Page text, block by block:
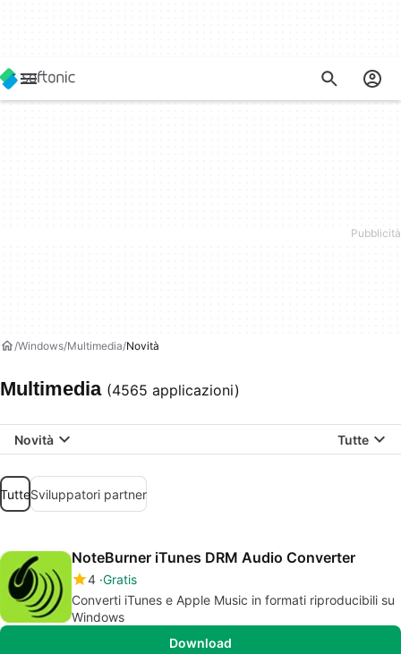
Windows Multimedia Novità
Multimedia (4565 applicazioni)
Novità Tutte
TutteSviluppatori partner
NoteBurner iTunes DRM Audio Converter
4 Gratis
Converti iTunes e Apple Music in formati riproducibili su
Windows
Download